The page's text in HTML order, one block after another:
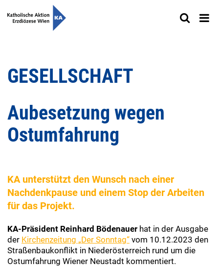
GESELLSCHAFT
Aubesetzung wegen
Ostumfahrung
KA unterstützt den Wunsch nach einer
Nachdenkpause und einem Stop der Arbeiten
für das Projekt.
KA-Präsident Reinhard Bödenauer hat in der Ausgabe
der Kirchenzeitung „Der Sonntag“ vom 10.12.2023 den
Straßenbaukonflikt in Niederösterreich rund um die
Ostumfahrung Wiener Neustadt kommentiert.